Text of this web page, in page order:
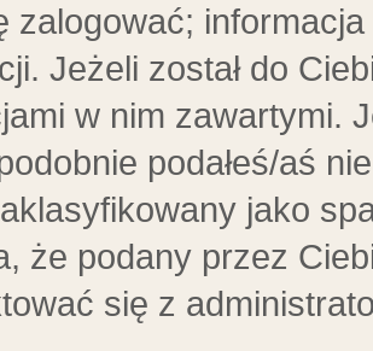
zalogować;
Jeżeli został do
w nim zawartymi.
podałeś/aś
jako
że podany przez
się z